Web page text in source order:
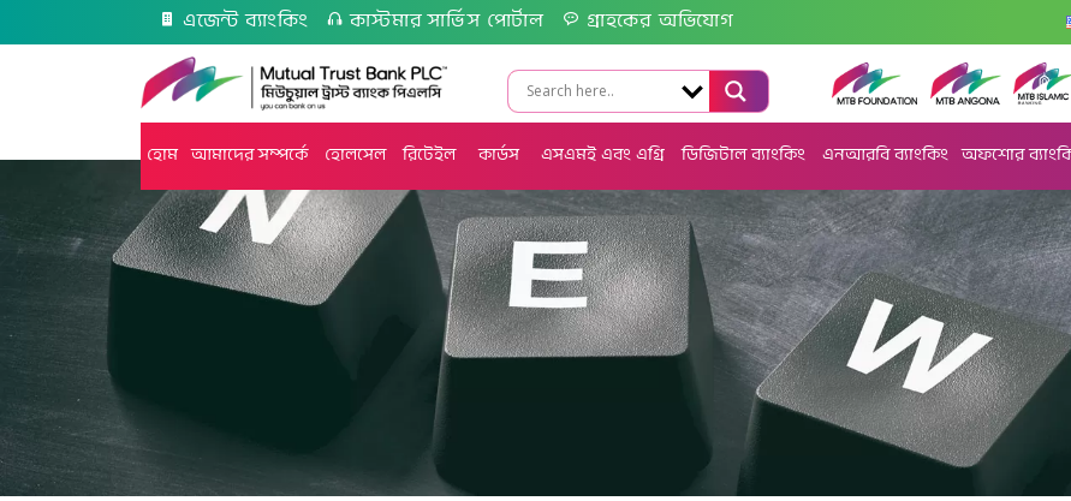
এজেন্ট ব্যাংকিং কাস্টমার সার্ভিস পোর্টাল গ্রাহকের অভিযোগ
হোম আমাদের সম্পর্কে হোলসেল রিটেইল কার্ডস এসএমই এবং এগ্রি ডিজিটাল ব্যাংকিং এনআরবি ব্যাংকিং অফশোর